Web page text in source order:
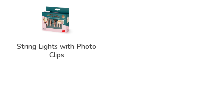
String Lights with Photo
Clips